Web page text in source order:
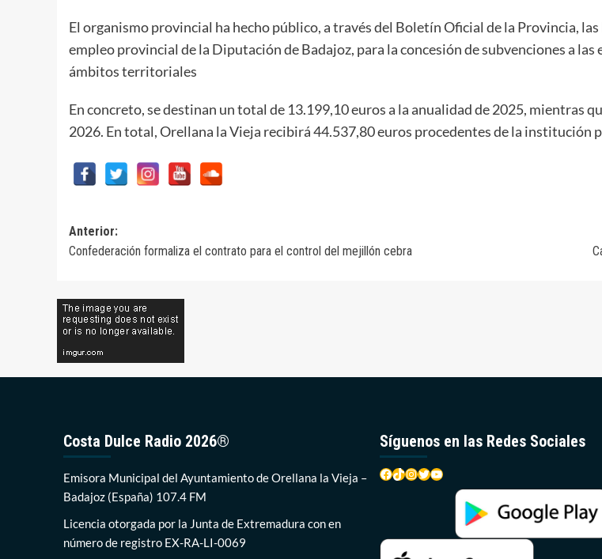
El organismo provincial ha hecho público, a través del Boletín Oficial de la Provincia,
empleo provincial de la Diputación de Badajoz, para la concesión de subvenciones a
ámbitos territoriales
En concreto, se destinan un total de 13.199,10 euros a la anualidad de 2025, mientras
2026. En total, Orellana la Vieja recibirá 44.537,80 euros procedentes de la institución
Navegación
de
Anterior:
Confederación formaliza el contrato para el control del mejillón cebra
Costa Dulce Radio 2026®
Emisora Municipal del Ayuntamiento de Orellana la Vieja –
Badajoz (España) 107.4 FM
Licencia otorgada por la Junta de Extremadura con en
número de registro EX-RA-LI-0069
Síguenos en las Redes Sociales
Facebook
TikTok
Instagram
Twitter
YouTube